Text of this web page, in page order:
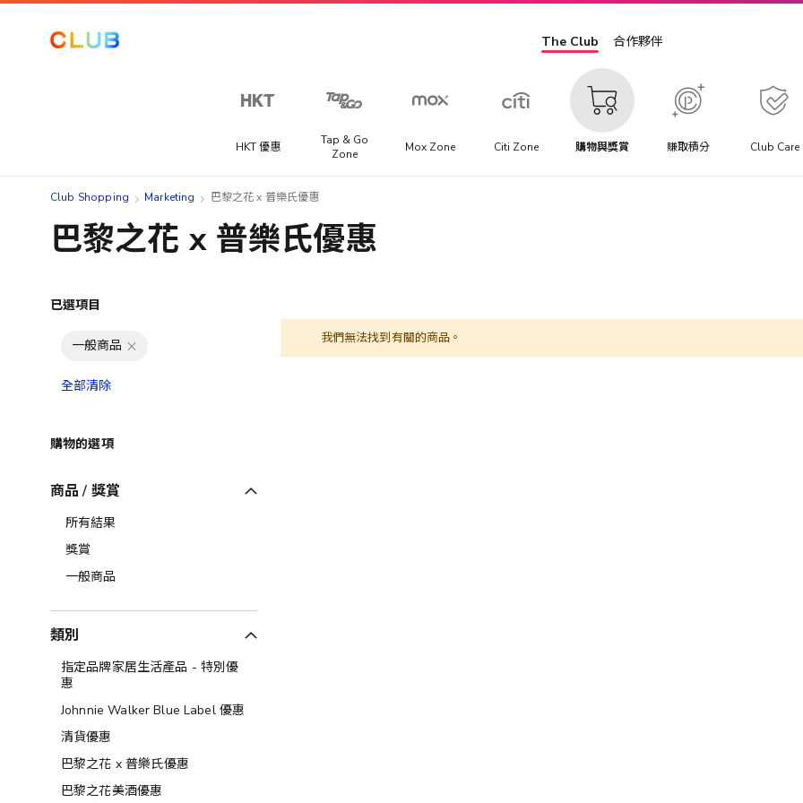
The Club 合作夥伴
HKT 優惠
Tap & Go
Zone
Mox Zone Citi Zone 購物與獎賞 賺取積分 Club Care
Club Shopping Marketing 巴黎之花 x 普樂氏優惠
巴黎之花 x 普樂氏優惠
我們無法找到有關的商品。
已選項目
一般商品
全部清除
購物的選項
商品 / 獎賞
所有結果
獎賞
一般商品
類別
指定品牌家居生活產品 - 特別優
惠
Johnnie Walker Blue Label 優惠
清貨優惠
巴黎之花 x 普樂氏優惠
巴黎之花美酒優惠